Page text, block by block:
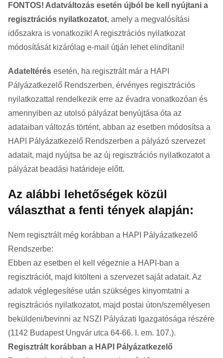
FONTOS! Adatváltozás esetén újból be kell nyújtani a
regisztrációs nyilatkozatot, amely a megvalósítási
időszakra is vonatkozik! A regisztrációs nyilatkozat
módosítását kizárólag e-mail útján lehet elindítani!
Adateltérés esetén, ha regisztrált már a HAPI
Pályázatkezelő Rendszerben, érvényes regisztrációs
nyilatkozattal rendelkezik erre az évadra vonatkozóan és
amennyiben az utolsó pályázat benyújtása óta az
adataiban változás történt, abban az esetben módosítsa a
HAPI Pályázatkezelő Rendszerben a pályázó szervezet
adatait, majd nyújtsa be az új regisztrációs nyilatkozatot a
pályázat beadási határideje előtt.
Az alábbi lehetőségek közül
választhat a fenti tények alapján:
Nem regisztrált még korábban a HAPI Pályázatkezelő
Rendszerbe:
Ebben az esetben el kell végeznie a HAPI-ban a
regisztrációt, majd kitölteni a szervezet saját adatait. Az
adatok véglegesítése után szükséges kinyomtatni a
regisztrációs nyilatkozatot, majd postai úton/személyesen
beküldeni/bevinni az NSZI Pályázati Igazgatósága részére
(1142 Budapest Ungvár utca 64-66. I. em. 107.).
Regisztrált korábban a HAPI Pályázatkezelő